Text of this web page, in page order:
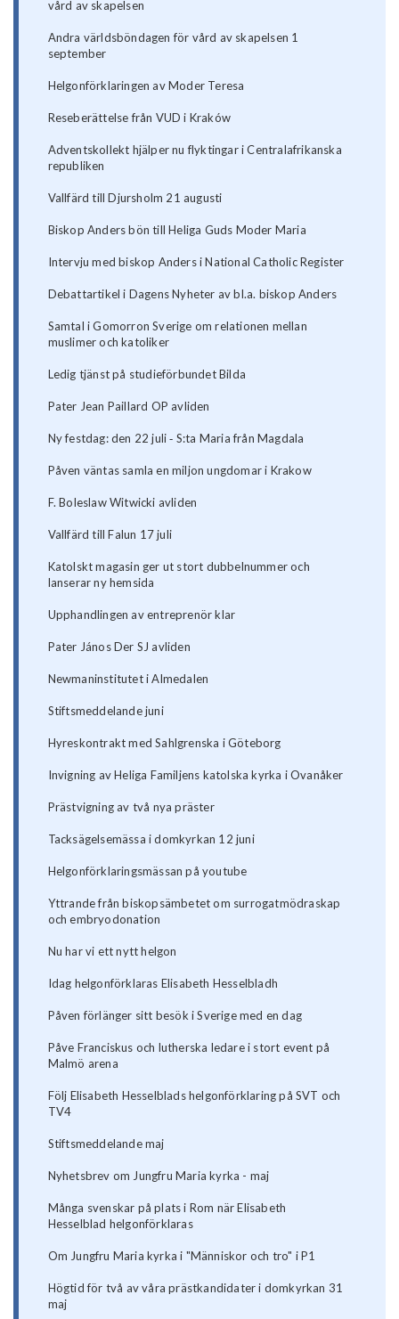
vård av skapelsen
Andra världsböndagen för vård av skapelsen 1
september
Helgonförklaringen av Moder Teresa
Reseberättelse från VUD i Kraków
Adventskollekt hjälper nu flyktingar i Centralafrikanska
republiken
Vallfärd till Djursholm 21 augusti
Biskop Anders bön till Heliga Guds Moder Maria
Intervju med biskop Anders i National Catholic Register
Debattartikel i Dagens Nyheter av bl.a. biskop Anders
Samtal i Gomorron Sverige om relationen mellan
muslimer och katoliker
Ledig tjänst på studieförbundet Bilda
Pater Jean Paillard OP avliden
Ny festdag: den 22 juli ‐ S:ta Maria från Magdala
Påven väntas samla en miljon ungdomar i Krakow
F. Boleslaw Witwicki avliden
Vallfärd till Falun 17 juli
Katolskt magasin ger ut stort dubbelnummer och
lanserar ny hemsida
Upphandlingen av entreprenör klar
Pater János Der SJ avliden
Newmaninstitutet i Almedalen
Stiftsmeddelande juni
Hyreskontrakt med Sahlgrenska i Göteborg
Invigning av Heliga Familjens katolska kyrka i Ovanåker
Prästvigning av två nya präster
Tacksägelsemässa i domkyrkan 12 juni
Helgonförklaringsmässan på youtube
Yttrande från biskopsämbetet om surrogatmödraskap
och embryodonation
Nu har vi ett nytt helgon
Idag helgonförklaras Elisabeth Hesselbladh
Påven förlänger sitt besök i Sverige med en dag
Påve Franciskus och lutherska ledare i stort event på
Malmö arena
Följ Elisabeth Hesselblads helgonförklaring på SVT och
TV4
Stiftsmeddelande maj
Nyhetsbrev om Jungfru Maria kyrka - maj
Många svenskar på plats i Rom när Elisabeth
Hesselblad helgonförklaras
Om Jungfru Maria kyrka i "Människor och tro" i P1
Högtid för två av våra prästkandidater i domkyrkan 31
maj